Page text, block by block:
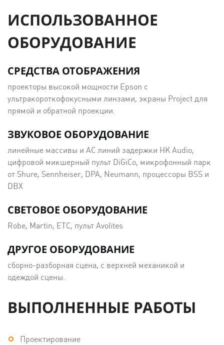
ИСПОЛЬЗОВАННОЕ
ОБОРУДОВАНИЕ
СРЕДСТВА ОТОБРАЖЕНИЯ
проекторы высокой мощности Epson с
ультракороткофокусными линзами, экраны Project для
прямой и обратной проекции.
ЗВУКОВОЕ ОБОРУДОВАНИЕ
линейные массивы и АС линий задержки HK Audio,
цифровой микшерный пульт DiGiCo, микрофонный парк
от Shure, Sennheiser, DPA, Neumann, процессоры BSS и
DBX
СВЕТОВОЕ ОБОРУДОВАНИЕ
Robe, Martin, ETC, пульт Avolites
ДРУГОЕ ОБОРУДОВАНИЕ
сборно-разборная сцена, с верхней механикой и
одеждой сцены.
ВЫПОЛНЕННЫЕ РАБОТЫ
Проектирование